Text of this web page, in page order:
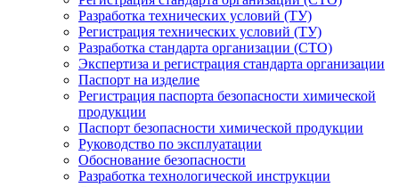
Разработка технических условий (ТУ)
Регистрация технических условий (ТУ)
Разработка стандарта организации (СТО)
Экспертиза и регистрация стандарта организации
Паспорт на изделие
Регистрация паспорта безопасности химической
продукции
Паспорт безопасности химической продукции
Руководство по эксплуатации
Обоснование безопасности
Разработка технологической инструкции